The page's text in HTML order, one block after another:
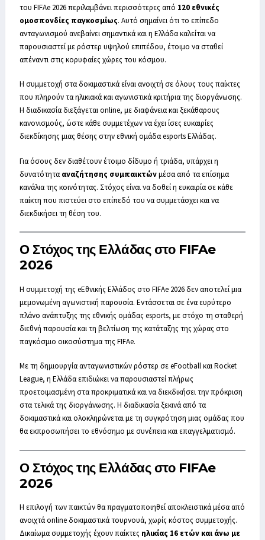
του FIFAe 2026 περιλαμβάνει περισσότερες από 120 εθνικές
ομοσπονδίες παγκοσμίως. Αυτό σημαίνει ότι το επίπεδο
ανταγωνισμού ανεβαίνει σημαντικά και η Ελλάδα καλείται να
παρουσιαστεί με ρόστερ υψηλού επιπέδου, έτοιμο να σταθεί
απέναντι στις κορυφαίες χώρες του κόσμου.
Η συμμετοχή στα δοκιμαστικά είναι ανοιχτή σε όλους τους παίκτες
που πληρούν τα ηλικιακά και αγωνιστικά κριτήρια της διοργάνωσης.
Η διαδικασία διεξάγεται online, με διαφάνεια και ξεκάθαρους
κανονισμούς, ώστε κάθε συμμετέχων να έχει ίσες ευκαιρίες
διεκδίκησης μιας θέσης στην εθνική ομάδα esports Ελλάδας.
Για όσους δεν διαθέτουν έτοιμο δίδυμο ή τριάδα, υπάρχει η
δυνατότητα αναζήτησης συμπαικτώνμέσα από τα επίσημα
κανάλια της κοινότητας. Στόχος είναι να δοθεί η ευκαιρία σε κάθε
παίκτη που πιστεύει στο επίπεδό του να συμμετάσχει και να
διεκδικήσει τη θέση του.
Ο Στόχος της Ελλάδας στο FIFAe
2026
Η συμμετοχή της eΕθνικής Ελλάδος στο FIFAe 2026 δεν αποτελεί μια
μεμονωμένη αγωνιστική παρουσία. Εντάσσεται σε ένα ευρύτερο
πλάνο ανάπτυξης της εθνικής ομάδας esports, με στόχο τη σταθερή
διεθνή παρουσία και τη βελτίωση της κατάταξης της χώρας στο
παγκόσμιο οικοσύστημα της FIFAe.
Με τη δημιουργία ανταγωνιστικών ρόστερ σε eFootball και Rocket
League, η Ελλάδα επιδιώκει να παρουσιαστεί πλήρως
προετοιμασμένη στα προκριματικά και να διεκδικήσει την πρόκριση
στα τελικά της διοργάνωσης. Η διαδικασία ξεκινά από τα
δοκιμαστικά και ολοκληρώνεται με τη συγκρότηση μιας ομάδας που
θα εκπροσωπήσει το εθνόσημο με συνέπεια και επαγγελματισμό.
Ο Στόχος της Ελλάδας στο FIFAe
2026
Η επιλογή των παικτών θα πραγματοποιηθεί αποκλειστικά μέσα από
ανοιχτά online δοκιμαστικά τουρνουά, χωρίς κόστος συμμετοχής.
Δικαίωμα συμμετοχής έχουν παίκτες ηλικίας 16 ετών και άνω με